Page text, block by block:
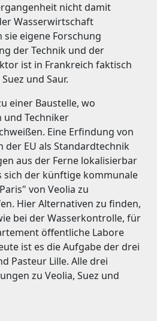
nicht damit
Wasserwirtschaft
eigene Forschung
der Technik und der
ist in Frankreich faktisch
und Saur.
einer Baustelle, wo
Techniker
Eine Erfindung von
EU als Standardtechnik
aus der Ferne lokalisierbar
sich der künftige kommunale
von Veolia zu
Hier Alternativen zu finden,
bei der Wasserkontrolle, für
öffentliche Labore
ist es die Aufgabe der drei
Pasteur Lille. Alle drei
zu Veolia, Suez und